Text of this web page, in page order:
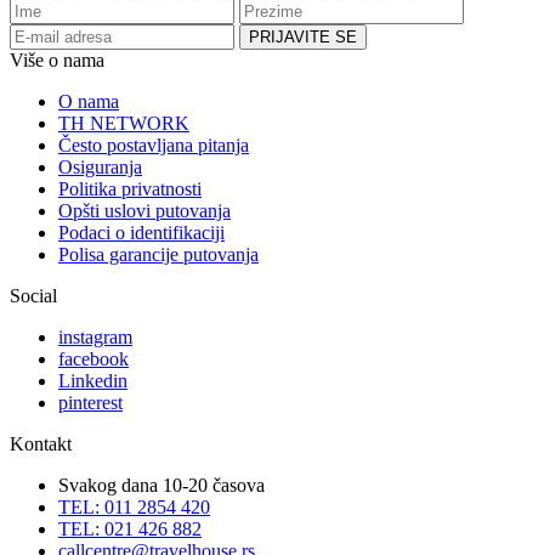
Više o nama
O nama
TH NETWORK
Često postavljana pitanja
Osiguranja
Politika privatnosti
Opšti uslovi putovanja
Podaci o identifikaciji
Polisa garancije putovanja
Social
instagram
facebook
Linkedin
pinterest
Kontakt
Svakog dana 10-20 časova
TEL: 011 2854 420
TEL: 021 426 882